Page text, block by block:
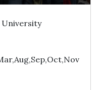
University